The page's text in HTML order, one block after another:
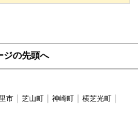
ジの先頭へ
市 芝山町 神崎町
横芝光町